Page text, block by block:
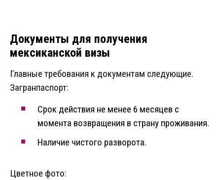
Документы для получения
мексиканской визы
Главные требования к документам следующие.
Загранпаспорт:
Срок действия не менее 6 месяцев с
момента возвращения в страну проживания.
Наличие чистого разворота.
Цветное фото: